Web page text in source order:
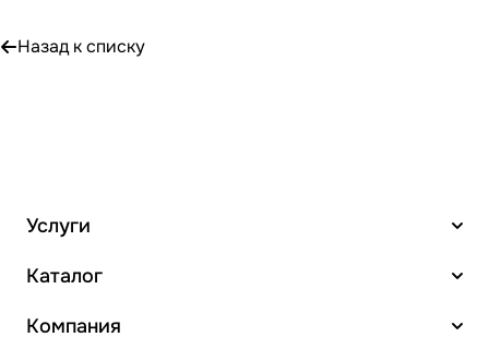
Назад к списку
Услуги
Каталог
Компания